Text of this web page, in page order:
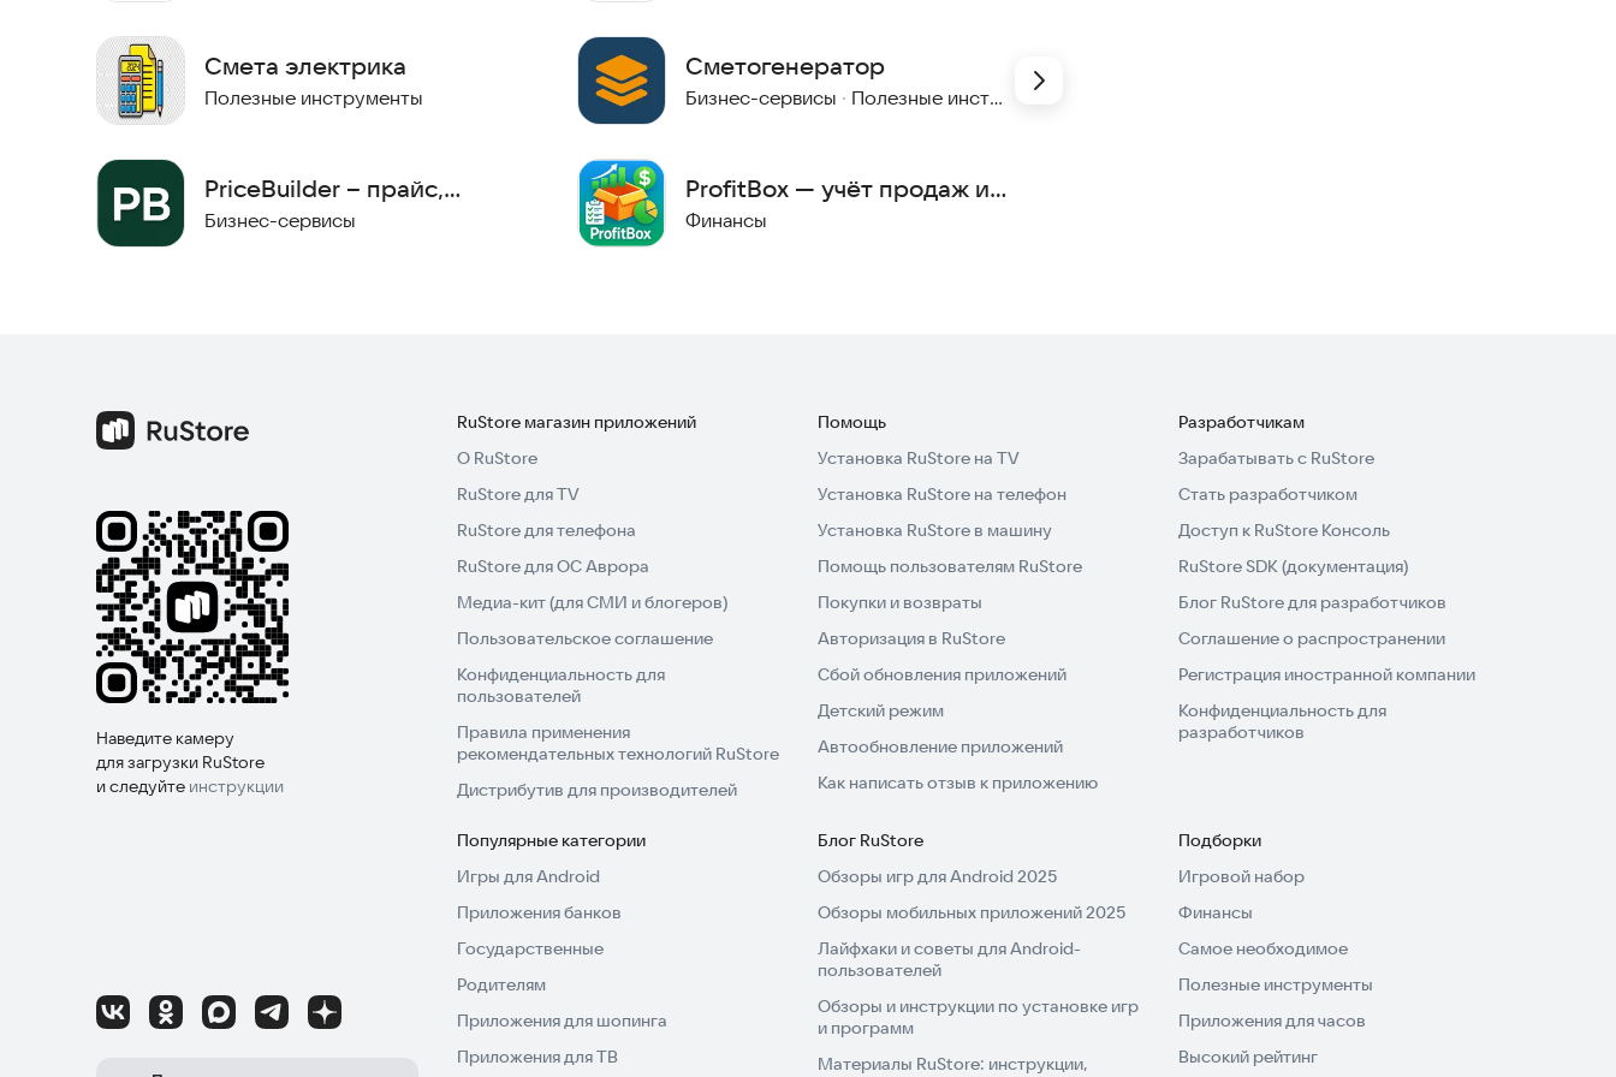
Смета электрика
Полезные инструменты
PriceBuilder – прайс,
калькуляция, список услуг
Бизнес-сервисы
Сметогенератор
Бизнес-сервисы · Полезные инструменты
ProfitBox — учёт продаж и
прибыли
Финансы
Наведите камеру
для загрузки RuStore
и следуйте инструкции
RuStore магазин приложений
О RuStore
RuStore для TV
RuStore для телефона
RuStore для ОС Аврора
Медиа-кит (для СМИ и блогеров)
Пользовательское соглашение
Конфиденциальность для
пользователей
Правила применения
рекомендательных технологий RuStore
Дистрибутив для производителей
Помощь
Установка RuStore на TV
Установка RuStore на телефон
Установка RuStore в машину
Помощь пользователям RuStore
Покупки и возвраты
Авторизация в RuStore
Сбой обновления приложений
Детский режим
Автообновление приложений
Как написать отзыв к приложению
Разработчикам
Зарабатывать с RuStore
Стать разработчиком
Доступ к RuStore Консоль
RuStore SDK (документация)
Блог RuStore для разработчиков
Соглашение о распространении
Регистрация иностранной компании
Конфиденциальность для
разработчиков
Популярные категории
Игры для Android
Приложения банков
Государственные
Родителям
Приложения для шопинга
Приложения для ТВ
Блог RuStore
Обзоры игр для Android 2025
Обзоры мобильных приложений 2025
Лайфхаки и советы для Android-
пользователей
Обзоры и инструкции по установке игр
и программ
Материалы RuStore: инструкции,
Подборки
Игровой набор
Финансы
Самое необходимое
Полезные инструменты
Приложения для часов
Высокий рейтинг